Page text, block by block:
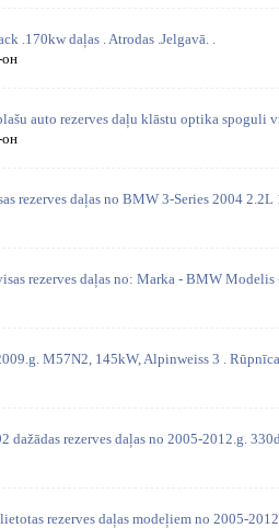
.170kw daļas . Atrodas .Jelgavā. .
auto rezerves daļu klāstu optika spoguli
rezerves daļas no BMW 3-Series 2004
rezerves daļas no: Marka - BMW Modelis
M57N2, 145kW, Alpinweiss 3 .
dažādas rezerves daļas no 2005-2012.g.
rezerves daļas modeļiem no 2005-